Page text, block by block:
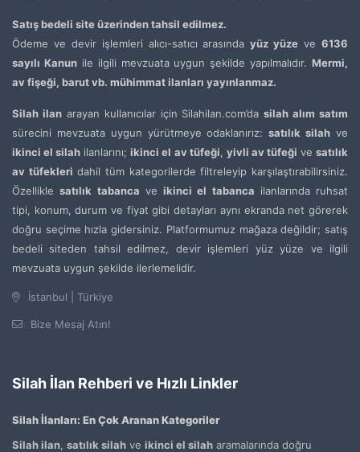
Satış bedeli site üzerinden tahsil edilmez.
Ödeme ve devir işlemleri alıcı-satıcı arasındayüz yüze ve6136
sayılı Kanunile ilgili mevzuata uygun şekilde yapılmalıdır. Mermi,
av fişeği, barut vb. mühimmat ilanları yayınlanmaz.
Silah ilanarayan kullanıcılar için Silahilan.com’dasilah alım satım
sürecini mevzuata uygun yürütmeye odaklanırız:satılık silah ve
ikinci el silah ilanlarını;ikinci el av tüfeği, yivli av tüfeği vesatılık
av tüfekleri dahil tüm kategorilerde filtreleyip karşılaştırabilirsiniz.
Özelliklesatılık tabanca ve ikinci el tabanca ilanlarında ruhsat
tipi, konum, durum ve fiyat gibi detayları aynı ekranda net görerek
doğru seçime hızla gidersiniz. Platformumuz mağaza değildir; satış
bedeli siteden tahsil edilmez, devir işlemleri yüz yüze ve ilgili
mevzuata uygun şekilde ilerlemelidir.
İstanbul | Türkiye
Bize Mesaj Atın!
Silah İlan Rehberi ve Hızlı Linkler
Silah İlanları: En Çok Aranan Kategoriler
Silah ilan satılık silah ve ikinci el silah aramalarında doğru